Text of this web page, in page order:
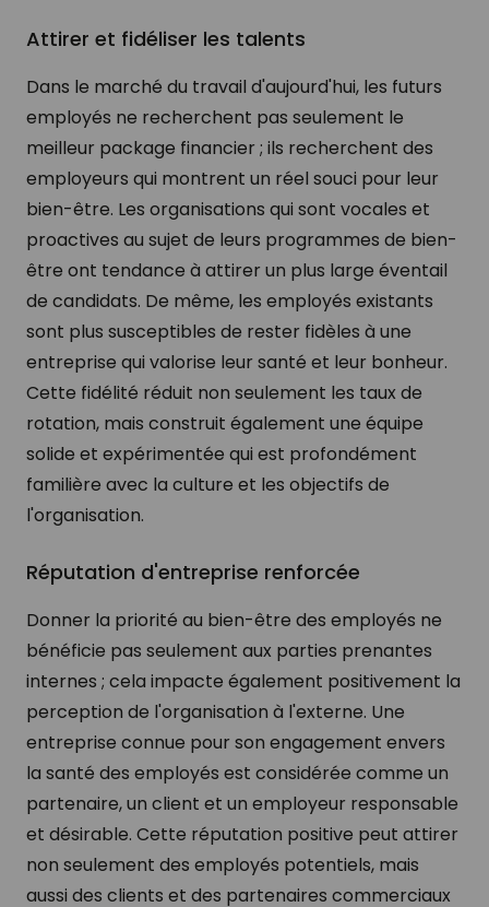
Attirer et fidéliser les talents
Dans le marché du travail d'aujourd'hui, les futurs
employés ne recherchent pas seulement le
meilleur package financier ; ils recherchent des
employeurs qui montrent un réel souci pour leur
bien-être. Les organisations qui sont vocales et
proactives au sujet de leurs programmes de bien-
être ont tendance à attirer un plus large éventail
de candidats. De même, les employés existants
sont plus susceptibles de rester fidèles à une
entreprise qui valorise leur santé et leur bonheur.
Cette fidélité réduit non seulement les taux de
rotation, mais construit également une équipe
solide et expérimentée qui est profondément
familière avec la culture et les objectifs de
l'organisation.
Réputation d'entreprise renforcée
Donner la priorité au bien-être des employés ne
bénéficie pas seulement aux parties prenantes
internes ; cela impacte également positivement la
perception de l'organisation à l'externe. Une
entreprise connue pour son engagement envers
la santé des employés est considérée comme un
partenaire, un client et un employeur responsable
et désirable. Cette réputation positive peut attirer
non seulement des employés potentiels, mais
aussi des clients et des partenaires commerciaux